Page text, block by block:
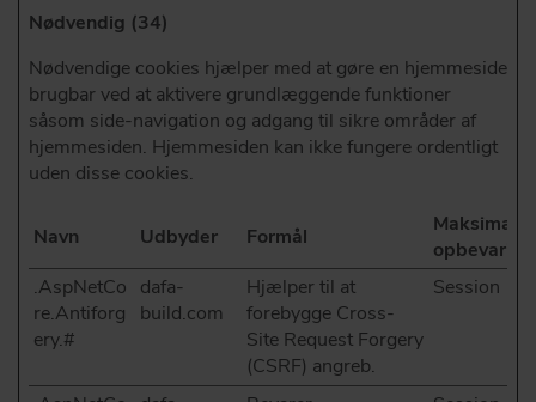
Nødvendig (34)
Nødvendige cookies hjælper med at gøre en hjemmeside
brugbar ved at aktivere grundlæggende funktioner
såsom side-navigation og adgang til sikre områder af
hjemmesiden. Hjemmesiden kan ikke fungere ordentligt
uden disse cookies.
Navn Udbyder Formål
Maksimal
.AspNetCo
re.Antiforg
ery.#
dafa-
build.com
Hjælper til at
forebygge Cross-
Site Request Forgery
(CSRF) angreb.
Session